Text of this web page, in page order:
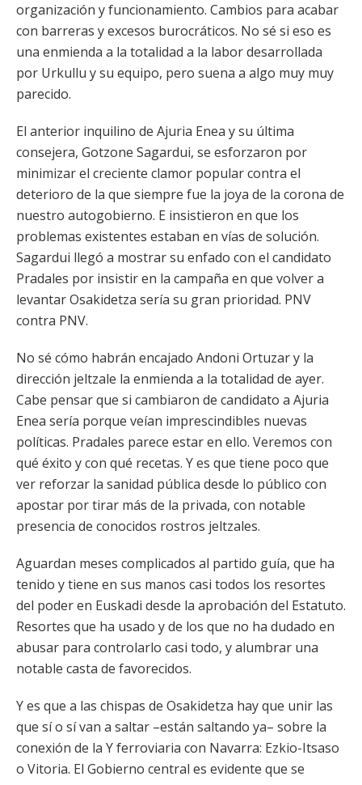
organización y funcionamiento. Cambios para acabar
con barreras y excesos burocráticos. No sé si eso es
una enmienda a la totalidad a la labor desarrollada
por Urkullu y su equipo, pero suena a algo muy muy
parecido.
El anterior inquilino de Ajuria Enea y su última
consejera, Gotzone Sagardui, se esforzaron por
minimizar el creciente clamor popular contra el
deterioro de la que siempre fue la joya de la corona de
nuestro autogobierno. E insistieron en que los
problemas existentes estaban en vías de solución.
Sagardui llegó a mostrar su enfado con el candidato
Pradales por insistir en la campaña en que volver a
levantar Osakidetza sería su gran prioridad. PNV
contra PNV.
No sé cómo habrán encajado Andoni Ortuzar y la
dirección jeltzale la enmienda a la totalidad de ayer.
Cabe pensar que si cambiaron de candidato a Ajuria
Enea sería porque veían imprescindibles nuevas
políticas. Pradales parece estar en ello. Veremos con
qué éxito y con qué recetas. Y es que tiene poco que
ver reforzar la sanidad pública desde lo público con
apostar por tirar más de la privada, con notable
presencia de conocidos rostros jeltzales.
Aguardan meses complicados al partido guía, que ha
tenido y tiene en sus manos casi todos los resortes
del poder en Euskadi desde la aprobación del Estatuto.
Resortes que ha usado y de los que no ha dudado en
abusar para controlarlo casi todo, y alumbrar una
notable casta de favorecidos.
Y es que a las chispas de Osakidetza hay que unir las
que sí o sí van a saltar –están saltando ya– sobre la
conexión de la Y ferroviaria con Navarra: Ezkio-Itsaso
o Vitoria. El Gobierno central es evidente que se